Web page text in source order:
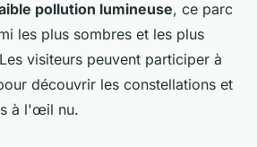
pollution lumineuse, ce parc
les plus sombres et les plus
visiteurs peuvent participer à
découvrir les constellations et
à l'œil nu.